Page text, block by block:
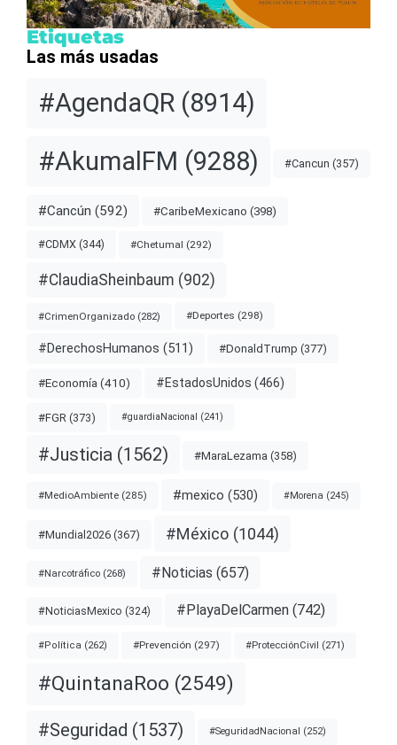
Etiquetas
Las más usadas
#AgendaQR (8914)
#AkumalFM (9288) #Cancun (357)
#Cancún (592) #CaribeMexicano (398)
#CDMX (344) #Chetumal (292)
#ClaudiaSheinbaum (902)
#CrimenOrganizado (282) #Deportes (298)
#DerechosHumanos (511) #DonaldTrump (377)
#Economía (410) #EstadosUnidos (466)
#FGR (373) #guardiaNacional (241)
#Justicia (1562) #MaraLezama (358)
#MedioAmbiente (285) #mexico (530) #Morena (245)
#Mundial2026 (367) #México (1044)
#Narcotráfico (268) #Noticias (657)
#NoticiasMexico (324) #PlayaDelCarmen (742)
#Política (262) #Prevención (297) #ProtecciónCivil (271)
#QuintanaRoo (2549)
#Seguridad (1537) #SeguridadNacional (252)